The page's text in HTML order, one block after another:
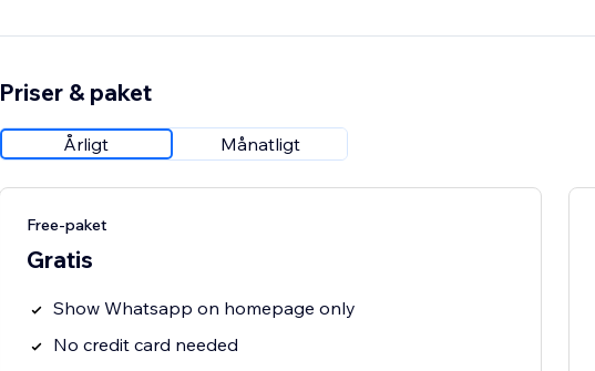
Priser & paket
Årligt Månatligt
Free-paket
Gratis
Show Whatsapp on homepage only
No credit card needed